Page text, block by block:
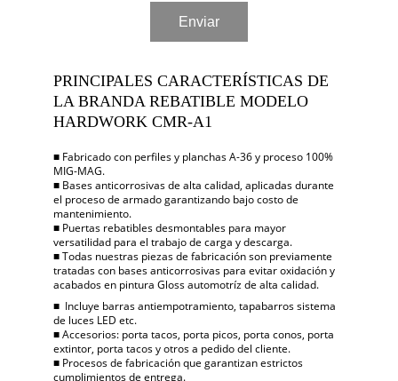
■ Fabricado con perfiles y planchas A-36 y proceso 100%
MIG-MAG.
■ Bases anticorrosivas de alta calidad, aplicadas durante
el proceso de armado garantizando bajo costo de
mantenimiento.
■ Puertas rebatibles desmontables para mayor
versatilidad para el trabajo de carga y descarga.
■ Todas nuestras piezas de fabricación son previamente
tratadas con bases anticorrosivas para evitar oxidación y
acabados en pintura Gloss automotríz de alta calidad.
■  Incluye barras antiempotramiento, tapabarros sistema
de luces LED etc.
■ Accesorios: porta tacos, porta picos, porta conos, porta
extintor, porta tacos y otros a pedido del cliente.
■ Procesos de fabricación que garantizan estrictos
cumplimientos de entrega.
PRINCIPALES CARACTERÍSTICAS DE
LA BRANDA REBATIBLE MODELO
HARDWORK CMR-A1
Enviar